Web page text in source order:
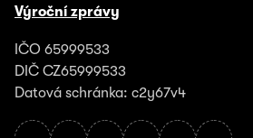
Výroční zprávy
IČO 65999533
DIČ CZ65999533
Datová schránka: c2y67v4